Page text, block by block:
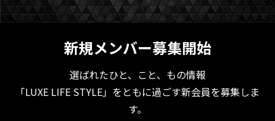
新規メンバー募集開始
選ばれたひと、こと、もの情報
「LUXE LIFE STYLE」をともに過ごす新会員を募集しま
す。